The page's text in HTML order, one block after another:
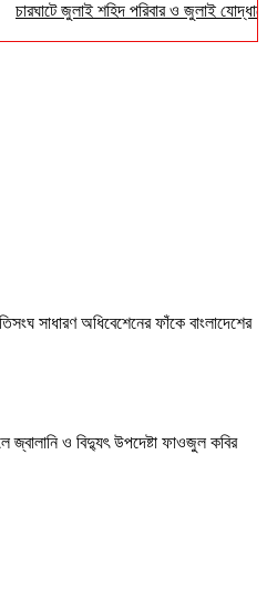
জুলাই শহিদ পরিবার ও জুলাই যোদ্ধাদের
সাধারণ অধিবেশেনের ফাঁকে বাংলাদেশের
জ্বালানি ও বিদ্যুৎ উপদেষ্টা ফাওজুল কবির